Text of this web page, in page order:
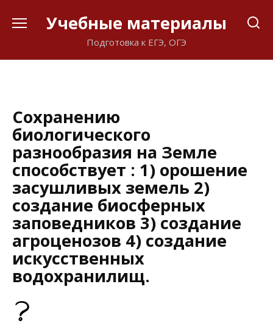
Учебные материалы
Подготовка к ЕГЭ, ОГЭ
Сохранению
биологического
разнообразия на Земле
способствует : 1) орошение
засушливых земель 2)
создание биосферных
заповедников 3) создание
агроценозов 4) создание
искусственных
водохранилищ.